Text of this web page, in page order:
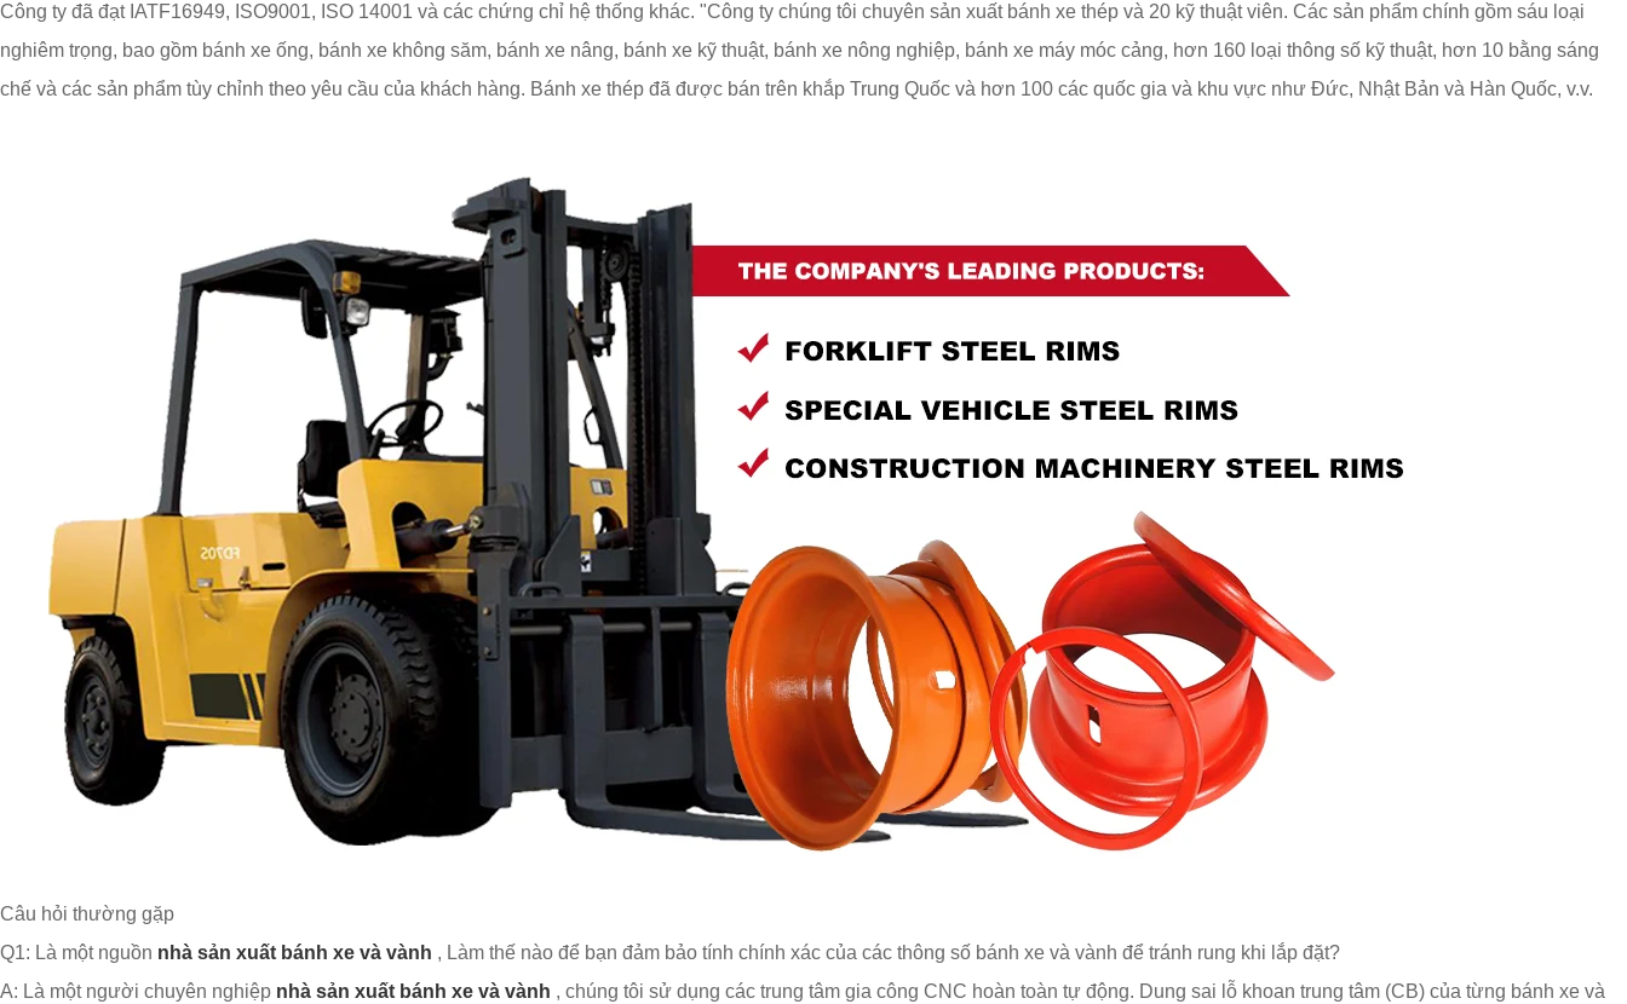
Công ty đã đạt IATF16949, ISO9001, ISO 14001 và các chứng chỉ hệ thống khác. "Công ty chúng tôi chuyên sản xuất bánh xe thép và 20 kỹ thuật viên. Các sản phẩm chính gồm sáu loại
nghiêm trọng, bao gồm bánh xe ống, bánh xe không săm, bánh xe nâng, bánh xe kỹ thuật, bánh xe nông nghiệp, bánh xe máy móc cảng, hơn 160 loại thông số kỹ thuật, hơn 10 bằng sáng
chế và các sản phẩm tùy chỉnh theo yêu cầu của khách hàng. Bánh xe thép đã được bán trên khắp Trung Quốc và hơn 100 các quốc gia và khu vực như Đức, Nhật Bản và Hàn Quốc, v.v.
Câu hỏi thường gặp
Q1: Là một nguồn nhà sản xuất bánh xe và vành , Làm thế nào để bạn đảm bảo tính chính xác của các thông số bánh xe và vành để tránh rung khi lắp đặt?
A: Là một người chuyên nghiệp nhà sản xuất bánh xe và vành , chúng tôi sử dụng các trung tâm gia công CNC hoàn toàn tự động. Dung sai lỗ khoan trung tâm (CB) của từng bánh xe và